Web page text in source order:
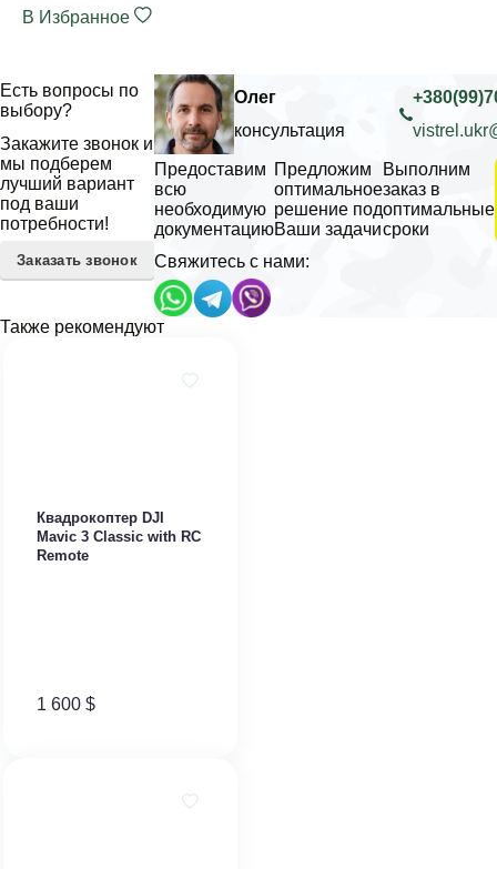
В Избранное
Есть вопросы по
выбору?
Закажите звонок и
мы подберем
лучший вариант
под ваши
потребности!
Заказать звонок
Олег
консультация
Предоставим
всю
необходимую
документацию
Предложим
оптимальное
решение под
Ваши задачи
Выполним
заказ в
оптимальные
сроки
Свяжитесь с нами:
Также рекомендуют
Квадрокоптер DJI
Mavic 3 Classic with RC
Remote
1 600 $